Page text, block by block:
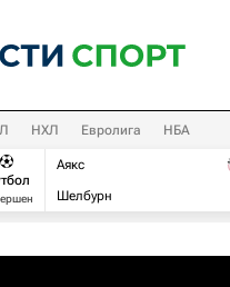
НХЛ Евролига НБА
Аякс
Шелбурн